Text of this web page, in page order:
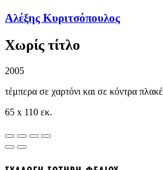
Αλέξης Κυριτσόπουλος
Χωρίς τίτλο
2005
τέμπερα σε χαρτόνι και σε κόντρα πλακέ
65 x 110 εκ.